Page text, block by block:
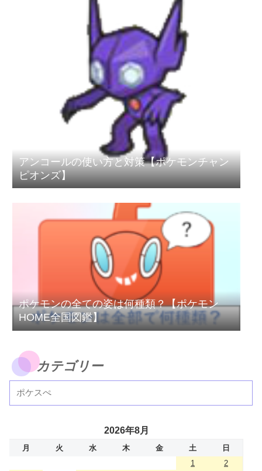
アンコールの使い方と対策【ポケモンチャン
ピオンズ】
ポケモンの全ての姿は何種類？【ポケモン
HOME全国図鑑】
カテゴリー
2026年8月
月 火 水 木 金 土
日
1
2